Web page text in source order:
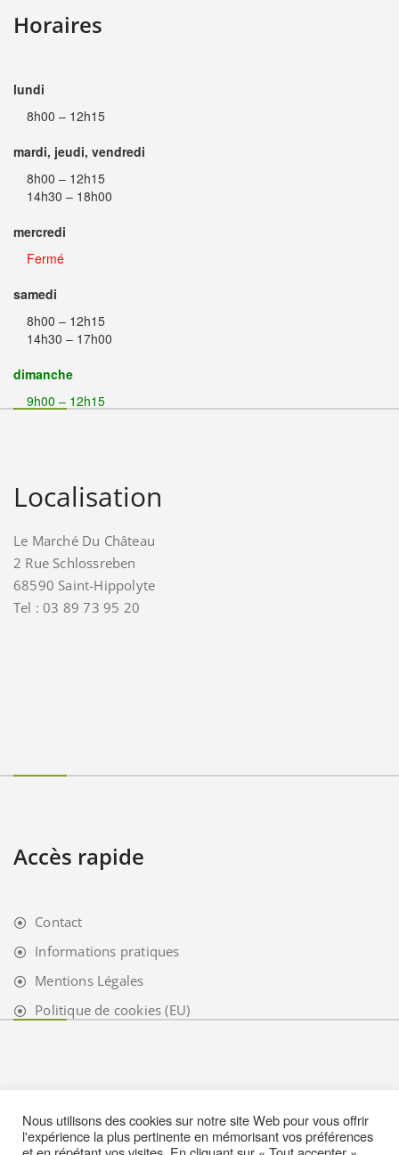
Horaires
lundi
8h00 – 12h15
mardi, jeudi, vendredi
8h00 – 12h15
14h30 – 18h00
mercredi
Fermé
samedi
8h00 – 12h15
14h30 – 17h00
dimanche
9h00 – 12h15
Localisation
Le Marché Du Château
2 Rue Schlossreben
68590 Saint-Hippolyte
Tel : 03 89 73 95 20
Accès rapide
Contact
Informations pratiques
Mentions Légales
Politique de cookies (EU)
Nous utilisons des cookies sur notre site Web pour vous offrir
l'expérience la plus pertinente en mémorisant vos préférences